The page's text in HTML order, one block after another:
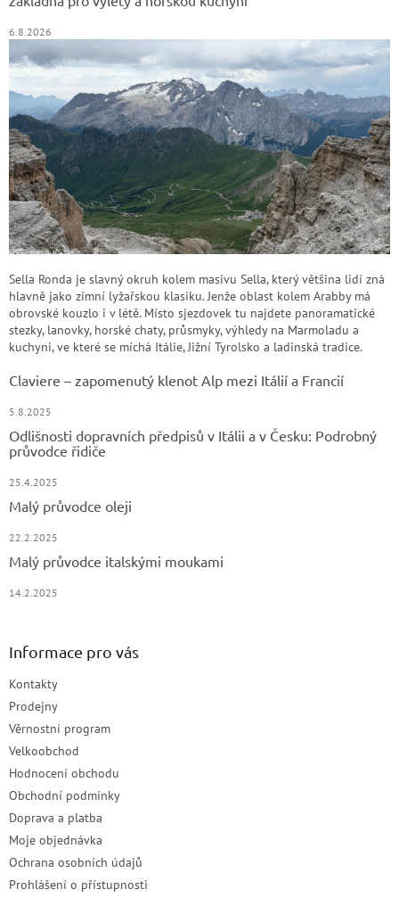
6.8.2026
Sella Ronda je slavný okruh kolem masivu Sella, který většina lidí zná
hlavně jako zimní lyžařskou klasiku. Jenže oblast kolem Arabby má
obrovské kouzlo i v létě. Místo sjezdovek tu najdete panoramatické
stezky, lanovky, horské chaty, průsmyky, výhledy na Marmoladu a
kuchyni, ve které se míchá Itálie, Jižní Tyrolsko a ladinská tradice.
Claviere – zapomenutý klenot Alp mezi Itálií a Francií
5.8.2025
Odlišnosti dopravních předpisů v Itálii a v Česku: Podrobný
průvodce řidiče
25.4.2025
Malý průvodce oleji
22.2.2025
Malý průvodce italskými moukami
14.2.2025
Informace pro vás
Kontakty
Prodejny
Věrnostní program
Velkoobchod
Hodnocení obchodu
Obchodní podmínky
Doprava a platba
Moje objednávka
Ochrana osobních údajů
Prohlášení o přístupnosti